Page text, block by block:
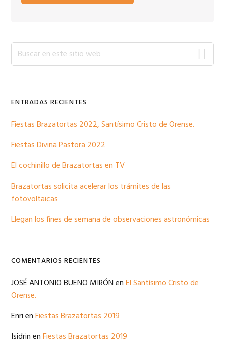
Barra
lateral
primaria
Buscar
en
web
ENTRADAS RECIENTES
Fiestas Brazatortas 2022, Santísimo Cristo de Orense.
Fiestas Divina Pastora 2022
El cochinillo de Brazatortas en TV
Brazatortas solicita acelerar los trámites de las
fotovoltaicas
Llegan los fines de semana de observaciones astronómicas
COMENTARIOS RECIENTES
JOSÉ ANTONIO BUENO MIRÓNenEl Santísimo Cristo de
Orense.
EnrienFiestas Brazatortas 2019
IsidrinenFiestas Brazatortas 2019